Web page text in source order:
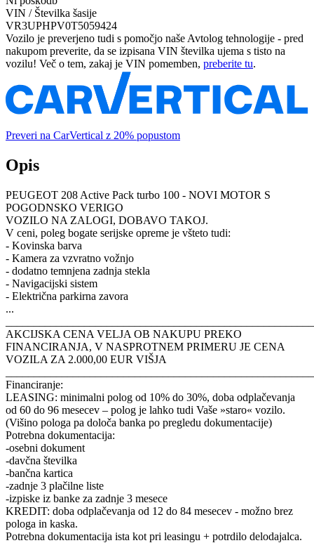
VIN / Številka šasije
VR3UPHPV0T5059424
Vozilo je preverjeno tudi s pomočjo naše Avtolog tehnologije - pred
nakupom preverite, da se izpisana VIN številka ujema s tisto na
vozilu! Več o tem, zakaj je VIN pomemben, preberite tu.
Preveri na CarVertical z 20% popustom
Opis
PEUGEOT 208 Active Pack turbo 100 - NOVI MOTOR S
POGODNSKO VERIGO
VOZILO NA ZALOGI, DOBAVO TAKOJ.
V ceni, poleg bogate serijske opreme je všteto tudi:
- Kovinska barva
- Kamera za vzvratno vožnjo
- dodatno temnjena zadnja stekla
- Navigacijski sistem
- Električna parkirna zavora
...
AKCIJSKA CENA VELJA OB NAKUPU PREKO
FINANCIRANJA, V NASPROTNEM PRIMERU JE CENA
VOZILA ZA 2.000,00 EUR VIŠJA
Financiranje:
LEASING: minimalni polog od 10% do 30%, doba odplačevanja
od 60 do 96 mesecev – polog je lahko tudi Vaše »staro« vozilo.
(Višino pologa pa določa banka po pregledu dokumentacije)
Potrebna dokumentacija:
-osebni dokument
-davčna številka
-bančna kartica
-zadnje 3 plačilne liste
-izpiske iz banke za zadnje 3 mesece
KREDIT: doba odplačevanja od 12 do 84 mesecev - možno brez
pologa in kaska.
Potrebna dokumentacija ista kot pri leasingu + potrdilo delodajalca.